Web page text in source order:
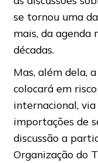
se tornou uma
mais, da agenda
décadas.
Mas, além dela,
colocará em
internacional,
importações de
discussão a
Organização do